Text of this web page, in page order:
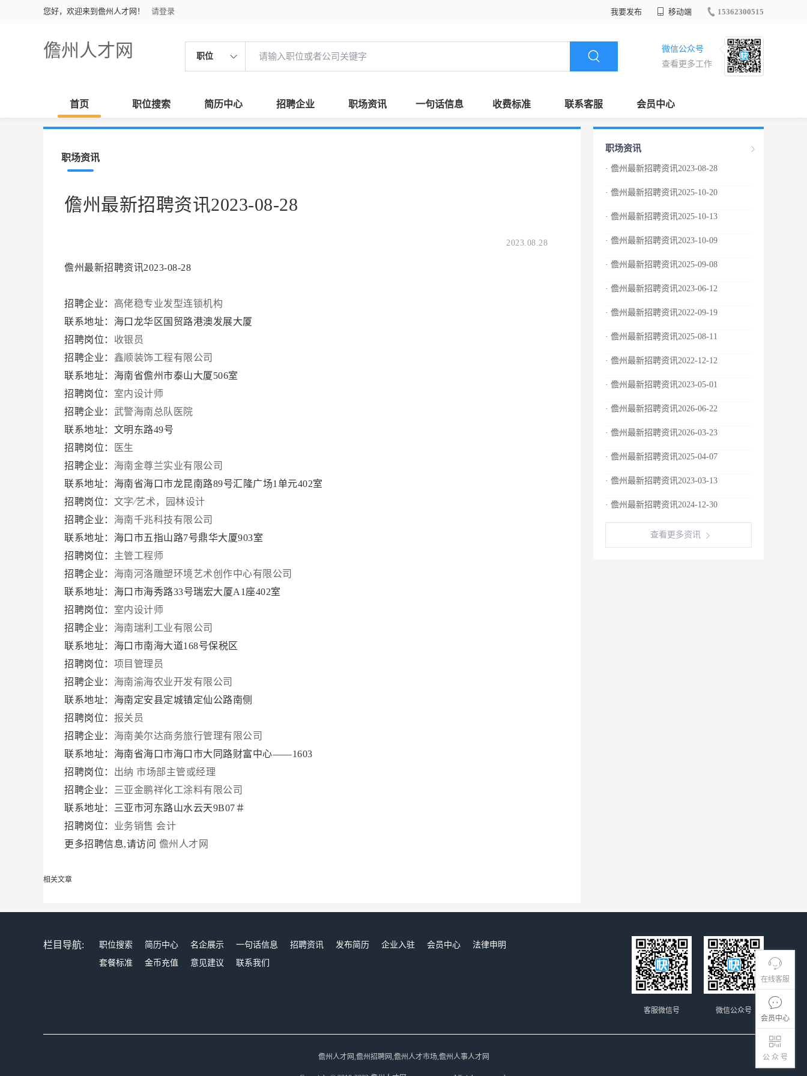
您好，欢迎来到儋州人才网！ 请登录 我要发布 移动端 15362300515
儋州人才网 职位
微信公众号
查看更多工作
首页 职位搜索 简历中心 招聘企业 职场资讯 一句话信息 收费标准 联系客服 会员中心
在线客服
会员中心
公 众 号
职场资讯
儋州最新招聘资讯2023-08-28
2023.08.28
儋州最新招聘资讯2023-08-28
招聘企业： 高佬稳专业发型连锁机构
联系地址：海口龙华区国贸路港澳发展大厦
招聘岗位： 收银员
招聘企业： 鑫顺装饰工程有限公司
联系地址：海南省儋州市泰山大厦506室
招聘岗位： 室内设计师
招聘企业： 武警海南总队医院
联系地址：文明东路49号
招聘岗位：
医生
招聘企业： 海南金尊兰实业有限公司
联系地址：海南省海口市龙昆南路89号汇隆广场1单元402室
招聘岗位： 文字∕艺术，园林设计
招聘企业： 海南千兆科技有限公司
联系地址：海口市五指山路7号鼎华大厦903室
招聘岗位： 主管工程师
招聘企业： 海南河洛雕塑环境艺术创作中心有限公司
联系地址：海口市海秀路33号瑞宏大厦A1座402室
招聘岗位： 室内设计师
招聘企业： 海南瑞利工业有限公司
联系地址：海口市南海大道168号保税区
招聘岗位： 项目管理员
招聘企业： 海南渝海农业开发有限公司
联系地址：海南定安县定城镇定仙公路南侧
招聘岗位： 报关员
招聘企业： 海南美尔达商务旅行管理有限公司
联系地址：海南省海口市海口市大同路财富中心——1603
招聘岗位： 出纳 市场部主管或经理
招聘企业：
三亚金鹏祥化工涂料有限公司
联系地址：三亚市河东路山水云天9B07＃
招聘岗位： 业务销售 会计
更多招聘信息,请访问 儋州人才网
相关文章
职场资讯
· 儋州最新招聘资讯2023-08-28
· 儋州最新招聘资讯2025-10-20
· 儋州最新招聘资讯2025-10-13
· 儋州最新招聘资讯2023-10-09
· 儋州最新招聘资讯2025-09-08
· 儋州最新招聘资讯2023-06-12
· 儋州最新招聘资讯2022-09-19
· 儋州最新招聘资讯2025-08-11
· 儋州最新招聘资讯2022-12-12
· 儋州最新招聘资讯2023-05-01
· 儋州最新招聘资讯2026-06-22
· 儋州最新招聘资讯2026-03-23
· 儋州最新招聘资讯2025-04-07
· 儋州最新招聘资讯2023-03-13
· 儋州最新招聘资讯2024-12-30
查看更多资讯
栏目导航: 职位搜索 简历中心 名企展示 一句话信息 招聘资讯 发布简历 企业入驻 会员中心
法律申明
套餐标准
金币充值 意见建议 联系我们
微信公众号
客服微信号
儋州人才网,儋州招聘网,儋州人才市场,儋州人事人才网